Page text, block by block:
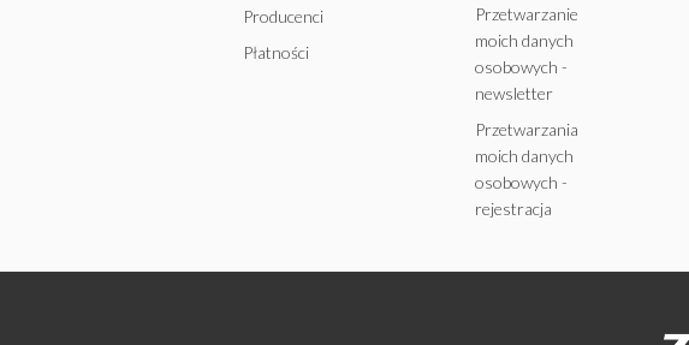
Producenci
Płatności
Przetwarzanie
moich danych
osobowych -
newsletter
Przetwarzania
moich danych
osobowych -
rejestracja